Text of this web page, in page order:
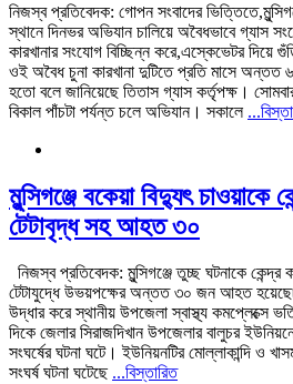
নিজস্ব প্রতিবেদক: গোপন সংবাদের
স্থানে দিনভর অভিযান চালিয়ে অবৈধভাবে গ্যাস
কারখানার সংযোগ বিচ্ছিন্ন করে,এস্কেভেটর দিয়ে
ওই অবৈধ চুনা কারখানা দুটিতে প্রতি মাসে অন্তত
হতো বলে জানিয়েছে তিতাস গ্যাস কর্তৃপক্ষ।
বিকাল পাঁচটা পর্যন্ত চলে অভিযান। সকালে
মুন্সিগঞ্জে বকেয়া বিদ্যুৎ চাওয়াকে
টেটাবৃদ্ধ সহ আহত ৩০
নিজস্ব প্রতিবেদক: মুন্সিগঞ্জে তুচ্ছ ঘটনাকে
টেটাযুদ্ধে উভয়পক্ষের অন্তত ৩০ জন আহত
উদ্ধার করে স্থানীয় উপজেলা স্বাস্থ্য কমপ্লেক্সে
দিকে জেলার সিরাজদিখান উপজেলার বালুচর
সংঘর্ষের ঘটনা ঘটে। ইউনিয়নটির মোল্লাকান্দি ও
সংঘর্ষ ঘটনা ঘটেছে ...বিস্তারিত